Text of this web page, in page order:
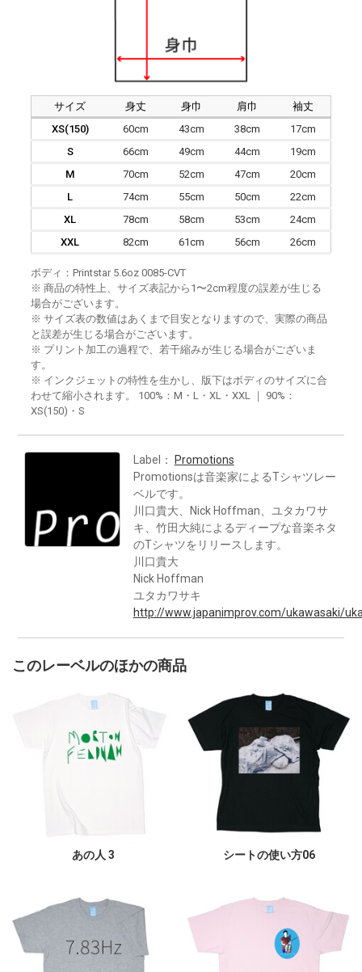
サイズ 身丈 身巾 肩巾
袖丈
XS(150)
60cm 43cm 38cm
17cm
S
66cm 49cm 44cm
19cm
M
70cm 52cm 47cm
20cm
L
74cm 55cm 50cm
22cm
XL
78cm 58cm 53cm
24cm
XXL
82cm 61cm 56cm 26cm
ボディ：Printstar 5.6oz 0085-CVT
※ 商品の特性上、サイズ表記から1〜2cm程度の誤差が生じる
場合がございます。
※ サイズ表の数値はあくまで目安となりますので、実際の商品
と誤差が生じる場合がございます。
※ プリント加工の過程で、若干縮みが生じる場合がございま
す。
※ インクジェットの特性を生かし、版下はボディのサイズに合
わせて縮小されます。 100%：M・L・XL・XXL ｜ 90%：
XS(150)・S
Label：
Promotions
Promotionsは音楽家によるTシャツレー
ベルです。
川口貴大、Nick Hoffman、ユタカワサ
キ、竹田大純によるディープな音楽ネタ
のTシャツをリリースします。
川口貴大
Nick Hoffman
ユタカワサキ
http://www.japanimprov.com/ukawasaki/
このレーベルのほかの商品
あの人 3 シートの使い方06